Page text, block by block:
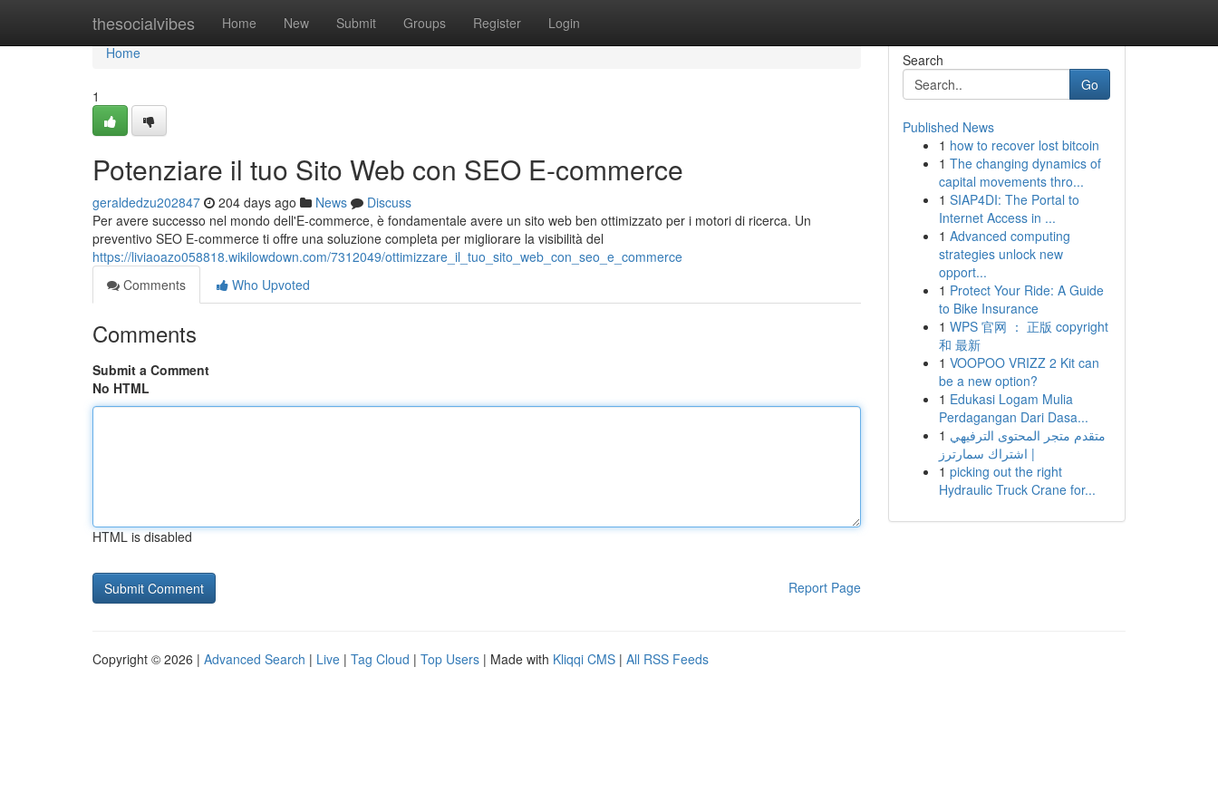
thesocialvibes Home New Submit Groups Register Login
Home
Home
1
Potenziare il tuo Sito Web con SEO E-commerce
geraldedzu202847 204 days ago News
Discuss
Per avere successo nel mondo dell'E-commerce, è fondamentale avere un sito web ben ottimizzato per i motori di ricerca. Un
preventivo SEO E-commerce ti offre una soluzione completa per migliorare la visibilità del
https://liviaoazo058818.wikilowdown.com/7312049/ottimizzare_il_tuo_sito_web_con_seo_e_commerce
Comments
Who Upvoted
Comments
Submit a Comment
No HTML
HTML is disabled
Report Page
Search
Go
Published News
1 how to recover lost bitcoin
1 The changing dynamics of
capital movements thro...
1 SIAP4DI: The Portal to
Internet Access in ...
1 Advanced computing
strategies unlock new
opport...
1 Protect Your Ride: A Guide
to Bike Insurance
1 WPS 官网 ： 正版 copyright
和 最新
1 VOOPOO VRIZZ 2 Kit can
be a new option?
1 Edukasi Logam Mulia
Perdagangan Dari Dasa...
1 متقدم متجر المحتوى الترفيهي
| اشتراك سمارترز
1 picking out the right
Hydraulic Truck Crane for...
Copyright © 2026 | Advanced Search | Live | Tag Cloud | Top Users | Made with Kliqqi CMS | All RSS Feeds